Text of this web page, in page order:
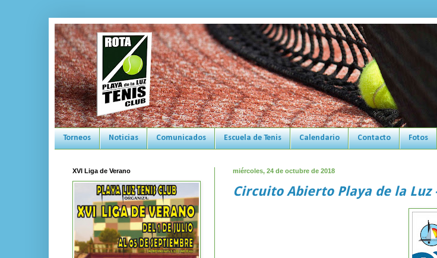
Torneos Noticias Comunicados Escuela de Tenis Calendario Contacto Fotos
miércoles, 24 de octubre de 2018
Circuito Abierto Playa de la Luz
XVI Liga de Verano